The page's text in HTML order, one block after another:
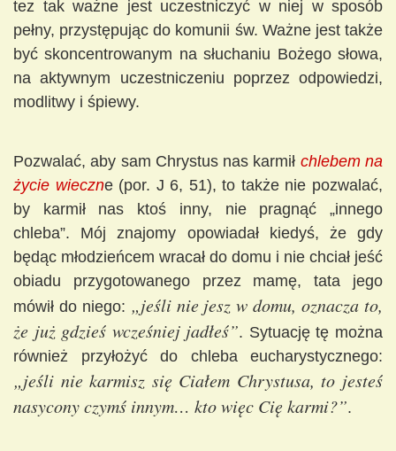
tez tak ważne jest uczestniczyć w niej w sposób
pełny, przystępując do komunii św. Ważne jest także
być skoncentrowanym na słuchaniu Bożego słowa,
na aktywnym uczestniczeniu poprzez odpowiedzi,
modlitwy i śpiewy.
Pozwalać, aby sam Chrystus nas karmił chlebem na
życie wieczne (por. J 6, 51), to także nie pozwalać,
by karmił nas ktoś inny, nie pragnąć „innego
chleba”. Mój znajomy opowiadał kiedyś, że gdy
będąc młodzieńcem wracał do domu i nie chciał jeść
obiadu przygotowanego przez mamę, tata jego
mówił do niego: „jeśli nie jesz w domu, oznacza to,
że już gdzieś wcześniej jadłeś”. Sytuację tę można
również przyłożyć do chleba eucharystycznego:
„jeśli nie karmisz się Ciałem Chrystusa, to jesteś
nasycony czymś innym… kto więc Cię karmi?”.